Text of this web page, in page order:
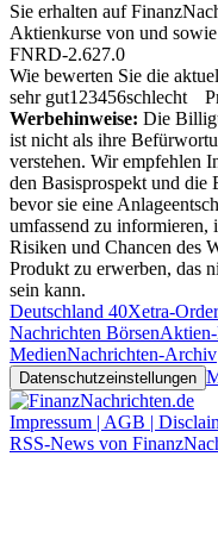
Sie erhalten auf
Aktienkurse von und
FNRD-2.627.0
Wie bewerten Sie die
sehr gut1 23456schlecht
Werbehinweise: Die
ist nicht als ihre
verstehen. Wir empfehlen
den Basisprospekt und die
bevor sie eine
umfassend zu informieren,
Risiken und Chancen des
Produkt zu erwerben, das
sein kann.
Deutschland 40Xetra-
Nachrichten Börsen
MedienNachrichten-Archiv
Datenschutzeinstellungen
Impressum | AGB |
RSS-News von